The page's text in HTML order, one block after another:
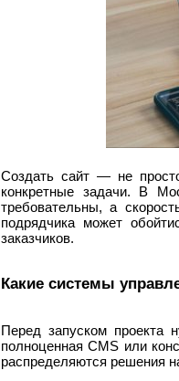
Создать сайт — не
конкретные задачи. В
требовательны, а
подрядчика может
заказчиков.
Какие системы
Перед запуском проекта
полноценная CMS или
распределяются решения